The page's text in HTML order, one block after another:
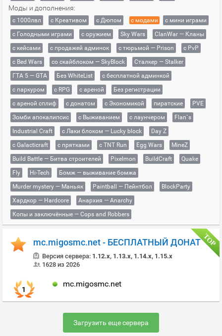
Моды и дополнения:
с 1000лвл c Креативом с Дюпом с модами
с мини играми
с Голодными играми
с оружием Sky Wars
ClanWar — Кланы
с кейсами
с продажей админок с тюрьмой — Prison
с PvP
с Bed Wars
со скайблоком — SkyBlock
Сталкер — Stalker
ГТА 5 — GTA
Без WhiteList
с бесплатной админкой
с паркуром
с RPG с ареной
Без регистрации
с ареной сплиф
с донатом с Экономикой пиратские
PVE
Зомби апокалипсис
с Выживанием с лаунчером
Flan`s
Industrial Craft
с Лаки блоком — Lucky block
Day Z
с Galacticraft
с прятками с TNT Run Egg Wars
MineZ
Build Battle — Битва строителей
Pixelmon BuildCraft
Quake
Fly
Hi-Tech
Бомж — выживание бомжа
Murder mystery — Маньяк
Paintball — Пейнтбол
BlockParty
Хардкор — Hardcore
Анархия — Anarchy
Копы и заключённые — Cops and Robbers
mc.migosmc.net - БЕСПЛАТНЫЙ ДОНАТ
Версия сервера: 1.12.x, 1.13.x, 1.14.x, 1.15.x
1628 из 2026
1
mc.migosmc.net
Загрузить еще сервера